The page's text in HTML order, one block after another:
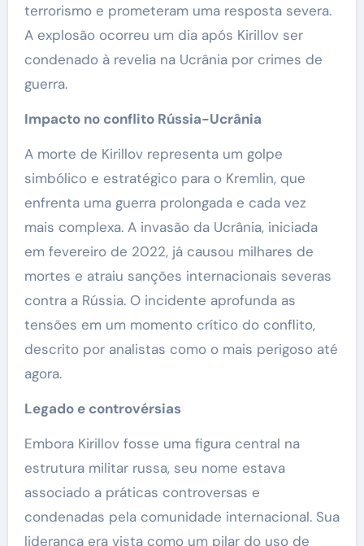
terrorismo e prometeram uma resposta severa.
A explosão ocorreu um dia após Kirillov ser
condenado à revelia na Ucrânia por crimes de
guerra.
Impacto no conflito Rússia-Ucrânia
A morte de Kirillov representa um golpe
simbólico e estratégico para o Kremlin, que
enfrenta uma guerra prolongada e cada vez
mais complexa. A invasão da Ucrânia, iniciada
em fevereiro de 2022, já causou milhares de
mortes e atraiu sanções internacionais severas
contra a Rússia. O incidente aprofunda as
tensões em um momento crítico do conflito,
descrito por analistas como o mais perigoso até
agora.
Legado e controvérsias
Embora Kirillov fosse uma figura central na
estrutura militar russa, seu nome estava
associado a práticas controversas e
condenadas pela comunidade internacional. Sua
liderança era vista como um pilar do uso de